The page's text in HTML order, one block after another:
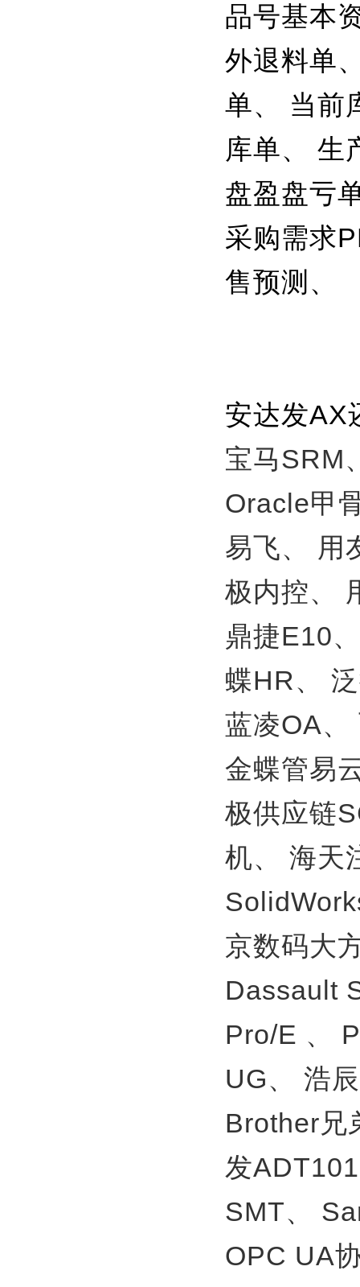
品号基本
外退料单
单、 当前
库单、 生
盘盈盘亏
采购需求
售预测、
安达发AX
宝马SRM
Oracle甲
易飞、
用
极内控、
鼎捷E10、
蝶HR、
蓝凌OA、
金蝶管易
极供应链
机、
海天
京数码大
Dassault
Pro/E 、
UG、
浩
Brother兄
发
SMT、
OPC UA